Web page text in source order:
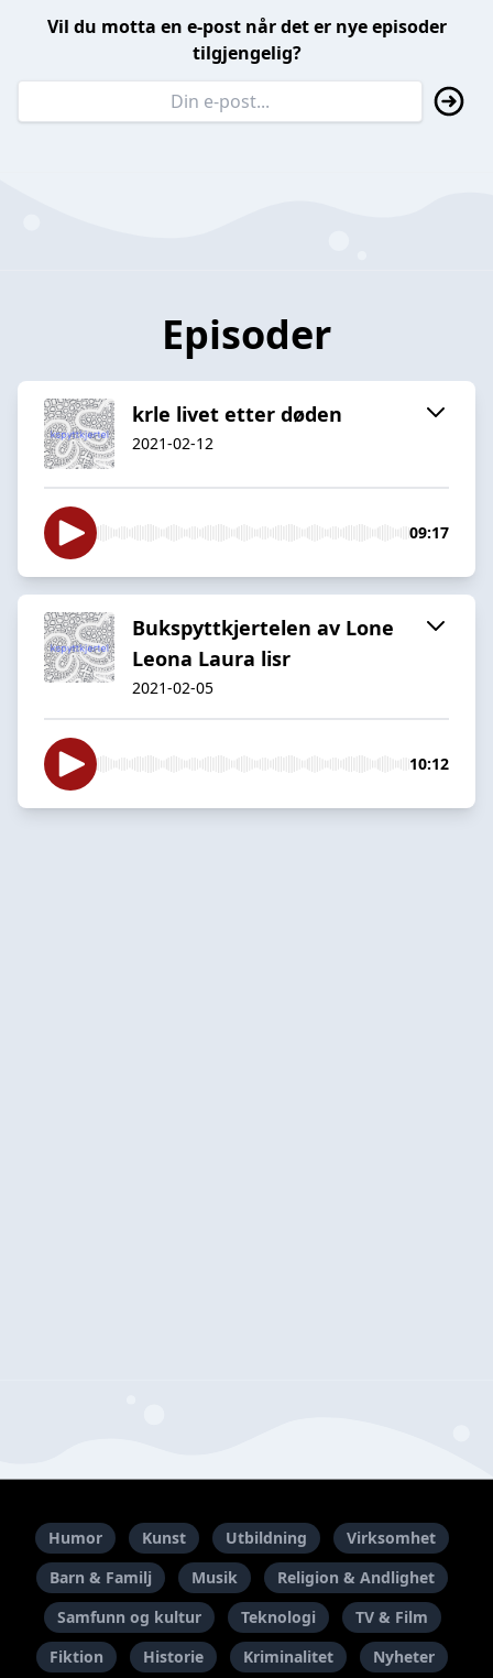
Vil du motta en e-post når det er nye episoder
tilgjengelig?
Episoder
krle livet etter døden
2021-02-12
09:17
Bukspyttkjertelen av Lone
Leona Laura lisr
2021-02-05
10:12
Humor Kunst Utbildning
Virksomhet
Barn & Familj
Musik
Religion & Andlighet
Samfunn og kultur
Teknologi
TV & Film
Fiktion
Historie Kriminalitet Nyheter